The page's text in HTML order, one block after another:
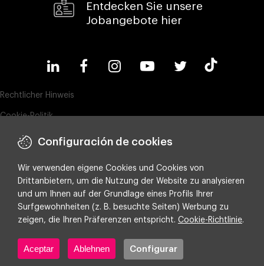
Entdecken Sie unsere
Jobangebote hier
Copyright © 2026 Making Science
Rechtlicher Hinweis
Cookie-Politik
Datenschutz
ESG-Richtlinie
Integrated policy on Information Security, Quality and Environment
Cookie-Einstellungen
Configuración de cookies
Wir verwenden eigene Cookies und Cookies von
Drittanbietern, um die Nutzung der Website zu analysieren
und um Ihnen auf der Grundlage eines Profils Ihrer
Surfgewohnheiten (z. B. besuchte Seiten) Werbung zu
zeigen, die Ihren Präferenzen entspricht. Cookie-Richtlinie.
Aceptar Ablehnen Configurar